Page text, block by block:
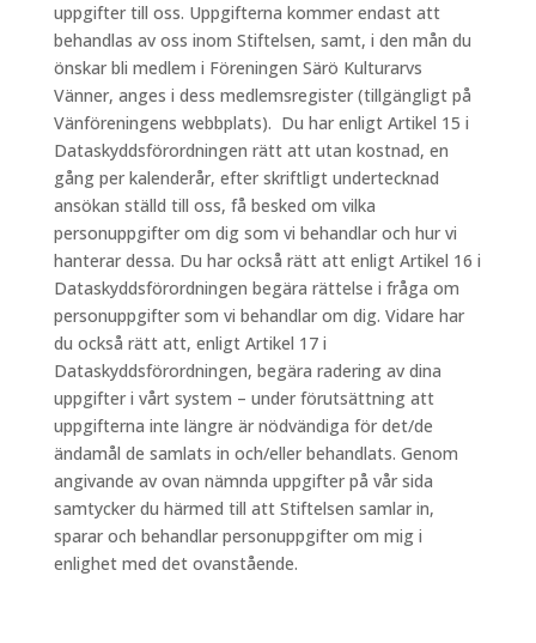
uppgifter till oss. Uppgifterna kommer endast att
behandlas av oss inom Stiftelsen, samt, i den mån du
önskar bli medlem i Föreningen Särö Kulturarvs
Vänner, anges i dess medlemsregister (tillgängligt på
Vänföreningens webbplats). Du har enligt Artikel 15 i
Dataskyddsförordningen rätt att utan kostnad, en
gång per kalenderår, efter skriftligt undertecknad
ansökan ställd till oss, få besked om vilka
personuppgifter om dig som vi behandlar och hur vi
hanterar dessa. Du har också rätt att enligt Artikel 16 i
Dataskyddsförordningen begära rättelse i fråga om
personuppgifter som vi behandlar om dig. Vidare har
du också rätt att, enligt Artikel 17 i
Dataskyddsförordningen, begära radering av dina
uppgifter i vårt system – under förutsättning att
uppgifterna inte längre är nödvändiga för det/de
ändamål de samlats in och/eller behandlats. Genom
angivande av ovan nämnda uppgifter på vår sida
samtycker du härmed till att Stiftelsen samlar in,
sparar och behandlar personuppgifter om mig i
enlighet med det ovanstående.